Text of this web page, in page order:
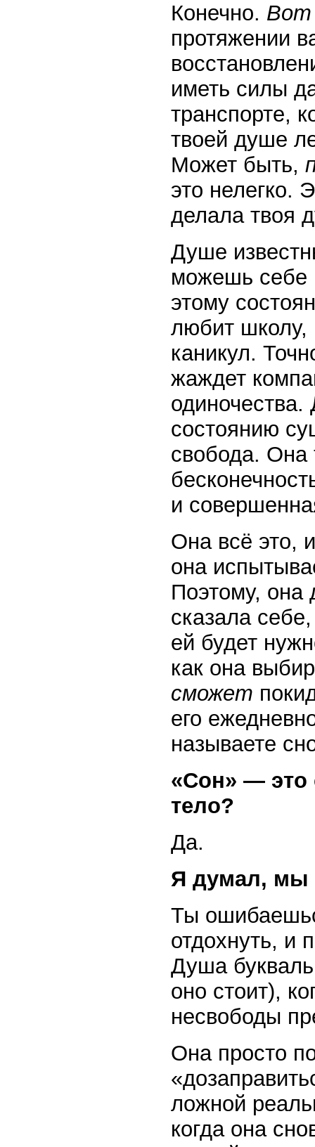
Конечно. Вот
протяжении
иметь силы
транспорте,
твоей душе
Может быть,
это нелегко.
делала твоя
Душе
можешь себе
этому
любит школу,
каникул.
жаждет
состоянию
свобода. Она
и
Она всё это,
она
Поэтому, она
сказала
ей будет
как она
сможет
его
называете
«Сон» — это
тело?
Да.
Я думал, мы
Ты
отдохнуть, и
Душа
оно стоит),
несвободы
Она просто
ложной
когда она